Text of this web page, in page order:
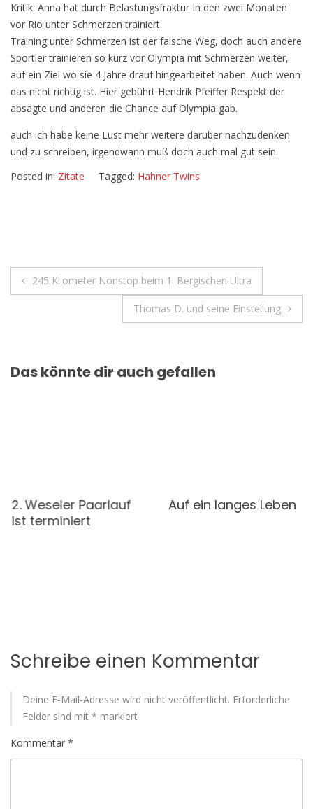
Kritik: Anna hat durch Belastungsfraktur In den zwei Monaten
vor Rio unter Schmerzen trainiert
Training unter Schmerzen ist der falsche Weg, doch auch andere
Sportler trainieren so kurz vor Olympia mit Schmerzen weiter,
auf ein Ziel wo sie 4 Jahre drauf hingearbeitet haben. Auch wenn
das nicht richtig ist. Hier gebührt Hendrik Pfeiffer Respekt der
absagte und anderen die Chance auf Olympia gab.
auch ich habe keine Lust mehr weitere darüber nachzudenken
und zu schreiben, irgendwann muß doch auch mal gut sein.
Posted in: Zitate Tagged: Hahner Twins
Beitragsnavigation
245 Kilometer Nonstop beim 1. Bergischen Ultra
Thomas D. und seine Einstellung
Das könnte dir auch gefallen
2. Weseler Paarlauf
ist terminiert
Auf ein langes Leben
Schreibe einen Kommentar
Deine E-Mail-Adresse wird nicht veröffentlicht. Erforderliche
Felder sind mit * markiert
Kommentar *